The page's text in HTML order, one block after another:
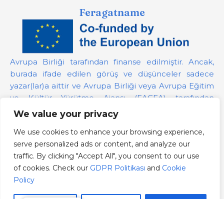
We value your privacy
We use cookies to enhance your browsing experience,
serve personalized ads or content, and analyze our
traffic. By clicking "Accept All", you consent to our use
of cookies. Check our GDPR Politikası and Cookie
Policy
Feragatname
Avrupa Birliği tarafından finanse edilmiştir. Ancak,
burada ifade edilen görüş ve düşünceler sadece
yazar(lar)a aittir ve Avrupa Birliği veya Avrupa Eğitim
ve Kültür Yürütme Ajansı (EACEA) tarafından
desteklenmeyebilir. Avrupa Birliği veya bağış
sağlayan yetkili bu görüşlerden sorumlu tutulamaz.
Proje Numarası: 101139879
GDPR Politikası
Cookie Policy